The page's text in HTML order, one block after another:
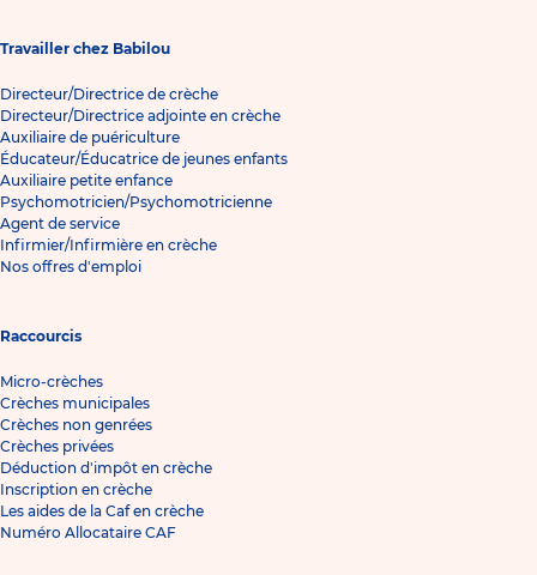
Travailler chez Babilou
Directeur/Directrice de crèche
Directeur/Directrice adjointe en crèche
Auxiliaire de puériculture
Éducateur/Éducatrice de jeunes enfants
Auxiliaire petite enfance
Psychomotricien/Psychomotricienne
Agent de service
Infirmier/Infirmière en crèche
Nos offres d'emploi
Raccourcis
Micro-crèches
Crèches municipales
Crèches non genrées
Crèches privées
Déduction d'impôt en crèche
Inscription en crèche
Les aides de la Caf en crèche
Numéro Allocataire CAF